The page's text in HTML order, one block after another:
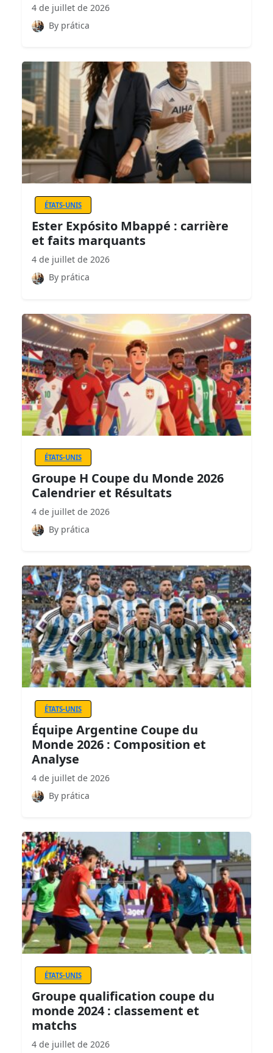
4 de juillet de 2026
By prática
ÉTATS-UNIS
Ester Expósito Mbappé : carrière
et faits marquants
4 de juillet de 2026
By prática
ÉTATS-UNIS
Groupe H Coupe du Monde 2026
Calendrier et Résultats
4 de juillet de 2026
By prática
ÉTATS-UNIS
Équipe Argentine Coupe du
Monde 2026 : Composition et
Analyse
4 de juillet de 2026
By prática
ÉTATS-UNIS
Groupe qualification coupe du
monde 2024 : classement et
matchs
4 de juillet de 2026